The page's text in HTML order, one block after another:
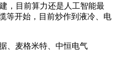
，目前算力还是人工智能最
等开始，目前炒作到液冷、电
、麦格米特、中恒电气